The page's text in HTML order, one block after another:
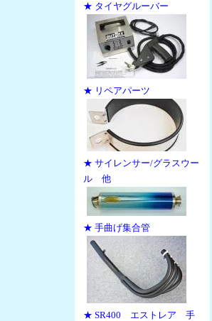
★ タイヤグルーバー
★ リペアパーツ
★ サイレンサー/グラスウー
ル 他
★ 手曲げ集合管
★ SR400 エストレア 手